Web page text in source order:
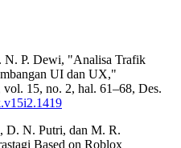
N. P. Dewi, "Analisa Trafik
UI dan UX,"
15, no. 2, hal. 61–68, Des.
D. N. Putri, dan M. R.
Based on Roblox